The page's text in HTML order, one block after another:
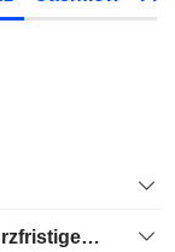
Gesamtsumme an Bargeld und kurzfristigen Investitionen